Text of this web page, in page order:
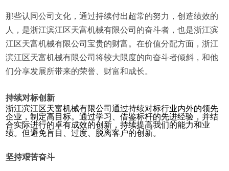
那些认同公司文化，通过持续付出超常的努力，创造绩效的
人，是浙江滨江区天富机械有限公司的奋斗者，也是浙江滨
江区天富机械有限公司宝贵的财富。在价值分配方面，浙江
滨江区天富机械有限公司将较大限度的向奋斗者倾斜，和他
们分享发展所带来的荣誉、财富和成长。
持续对标创新
浙江滨江区天富机械有限公司通过持续对标行业内外的领先
企业，制定高目标。通过学习、借鉴标杆的先进经验，并结
合实际进行的卓有成效的创新，持续提高我们的能力和业
绩。但避免盲目、过度、脱离客户的创新。
坚持艰苦奋斗